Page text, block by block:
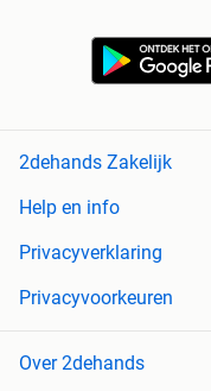
2dehands Zakelijk
Help en info
Privacyverklaring
Privacyvoorkeuren
Over 2dehands